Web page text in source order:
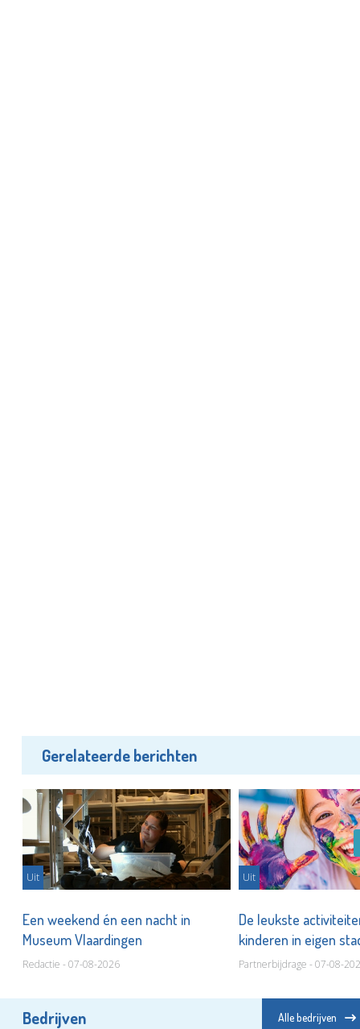
Gerelateerde berichten
Uit
Een weekend én een nacht in
Museum Vlaardingen
Redactie - 07-08-2026
Uit
De leukste
kinderen in eigen
Partnerbijdrage - 07-08-
Bedrijven Alle bedrijven